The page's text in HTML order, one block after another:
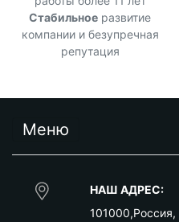
Стабильное развитие
компании и безупречная
репутация
Меню
НАШ АДРЕС:
101000,Россия,